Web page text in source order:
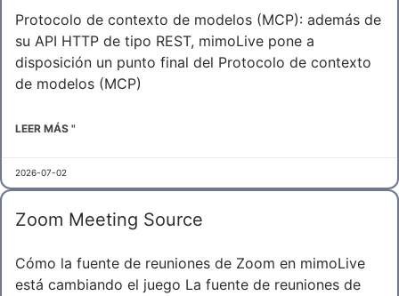
Protocolo de contexto de modelos (MCP): además de
su API HTTP de tipo REST, mimoLive pone a
disposición un punto final del Protocolo de contexto
de modelos (MCP)
LEER MÁS "
2026-07-02
Zoom Meeting Source
Cómo la fuente de reuniones de Zoom en mimoLive
está cambiando el juego La fuente de reuniones de